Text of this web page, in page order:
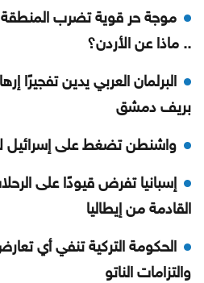
.. ماذا عن الأردن؟
البرلمان العربي يدين تفجيرًا
بريف دمشق
واشنطن تضغط على إسرائيل
إسبانيا تفرض قيودًا على
القادمة من إيطاليا
الحكومة التركية تنفي أي
والتزامات الناتو